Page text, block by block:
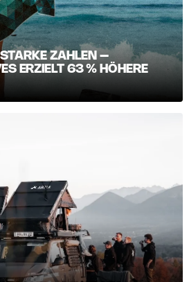
ZAHLEN –
ERZIELT 63 % HÖHERE